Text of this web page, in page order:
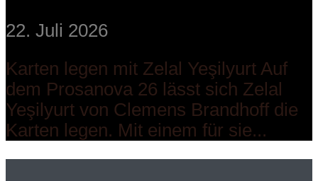
22. Juli 2026
Karten legen mit Zelal Yeşilyurt Auf
dem Prosanova 26 lässt sich Zelal
Yeşilyurt von Clemens Brandhoff die
Karten legen. Mit einem für sie...